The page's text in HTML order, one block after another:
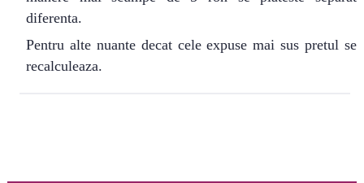
diferenta.
Pentru alte nuante decat cele expuse mai sus pretul se
recalculeaza.